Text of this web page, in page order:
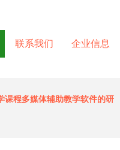
联系我们 企业信息
课程多媒体辅助教学软件的研